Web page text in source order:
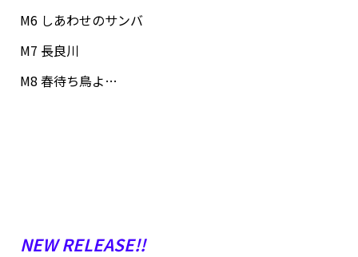
M6 しあわせのサンバ
M7 長良川
M8 春待ち鳥よ…
NEW RELEASE!!